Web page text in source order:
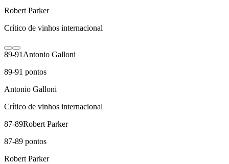
Robert Parker
Crítico de vinhos internacional
89-91 Antonio Galloni
89-91 pontos
Antonio Galloni
Crítico de vinhos internacional
87-89Robert Parker
87-89 pontos
Robert Parker